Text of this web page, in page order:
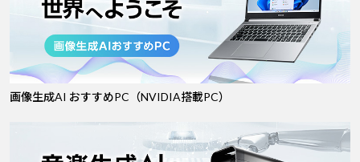
画像生成AI おすすめPC（NVIDIA搭載PC）